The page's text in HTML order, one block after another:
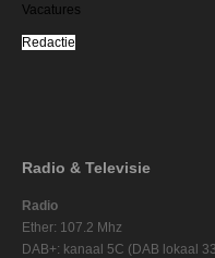
Vacatures
Redactie
Radio & Televisie
Radio
Ether: 107.2 Mhz
DAB+: kanaal 5C (DAB lokaal